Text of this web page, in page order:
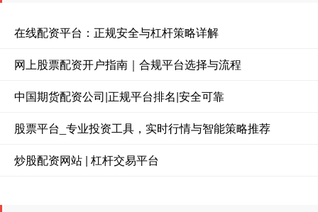
在线配资平台：正规安全与杠杆策略详解
网上股票配资开户指南｜合规平台选择与流程
中国期货配资公司|正规平台排名|安全可靠
股票平台_专业投资工具，实时行情与智能策略推荐
炒股配资网站 | 杠杆交易平台